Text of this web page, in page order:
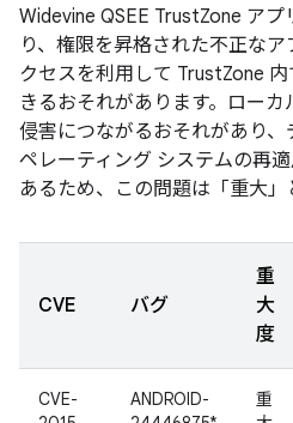
Widevine QSEE TrustZone ア
り、権限を昇格された不正なア
クセスを利用して TrustZone
きるおそれがあります。ロー
侵害につながるおそれがあり
ペレーティング システムの再
あるため、この問題は「重大」
CVE バグ
重
大
度
CVE-
ANDROID-
重